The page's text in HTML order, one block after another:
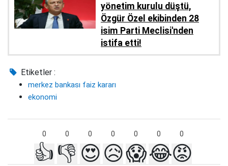
yönetim kurulu düştü,
Özgür Özel ekibinden 28
isim Parti Meclisi'nden
istifa etti!
Etiketler :
merkez bankası faiz kararı
ekonomi
0 0 0 0 0 0 0
👍 👎 😍😥😱😂😡